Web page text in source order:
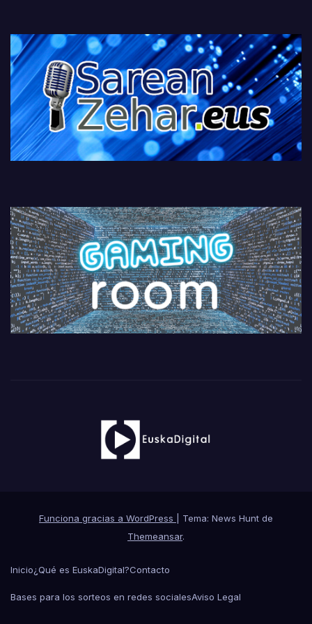
Funciona gracias a WordPress
Tema: News Hunt de
Themeansar.
Inicio¿Qué es EuskaDigital?Contacto
Bases para los sorteos en redes socialesAviso Legal